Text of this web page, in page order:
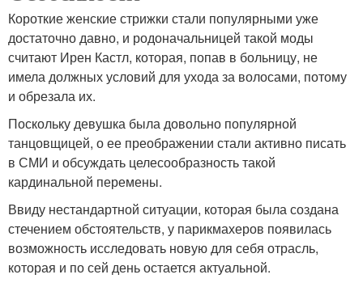
Короткие женские стрижки стали популярными уже
достаточно давно, и родоначальницей такой моды
считают Ирен Кастл, которая, попав в больницу, не
имела должных условий для ухода за волосами, потому
и обрезала их.
Поскольку девушка была довольно популярной
танцовщицей, о ее преображении стали активно писать
в СМИ и обсуждать целесообразность такой
кардинальной перемены.
Ввиду нестандартной ситуации, которая была создана
стечением обстоятельств, у парикмахеров появилась
возможность исследовать новую для себя отрасль,
которая и по сей день остается актуальной.